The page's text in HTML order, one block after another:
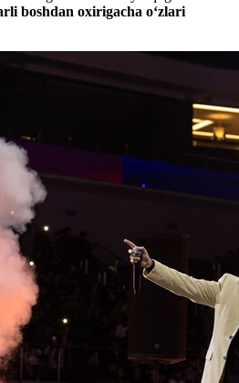
boshdan oxirigacha o‘zlari